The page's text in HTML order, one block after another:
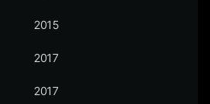
2015
2017
2017